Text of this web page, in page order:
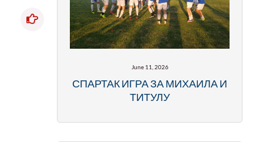
June 11, 2026
СПАРТАК ИГРА ЗА МИХАИЛА И
ТИТУЛУ